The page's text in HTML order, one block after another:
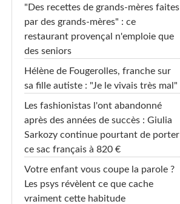
"Des recettes de grands-mères faites
par des grands-mères" : ce
restaurant provençal n'emploie que
des seniors
Hélène de Fougerolles, franche sur
sa fille autiste : "Je le vivais très mal"
Les fashionistas l'ont abandonné
après des années de succès : Giulia
Sarkozy continue pourtant de porter
ce sac français à 820 €
Votre enfant vous coupe la parole ?
Les psys révèlent ce que cache
vraiment cette habitude